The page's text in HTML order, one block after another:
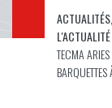
TECMA